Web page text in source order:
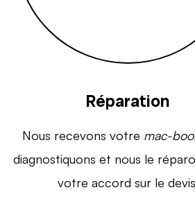
Réparation
Nous recevons votre mac-
diagnostiquons et nous le
votre accord sur le